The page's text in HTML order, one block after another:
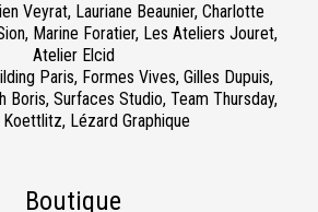
Veyrat, Lauriane Beaunier, Charlotte
Marine Foratier, Les Ateliers Jouret,
Atelier Elcid
Paris, Formes Vives, Gilles Dupuis,
Boris, Surfaces Studio, Team Thursday,
Koettlitz, Lézard Graphique
Boutique